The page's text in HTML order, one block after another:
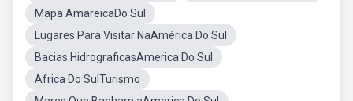
Mapa AmareicaDo Sul
Lugares Para Visitar NaAmérica Do Sul
Bacias HidrograficasAmerica Do Sul
Africa Do SulTurismo